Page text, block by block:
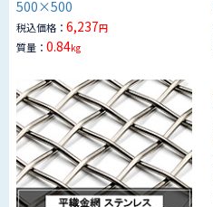
500×500
税込価格： 6,237円
質量： 0.84kg